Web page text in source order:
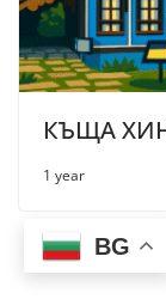
КЪЩА
1 year
BG